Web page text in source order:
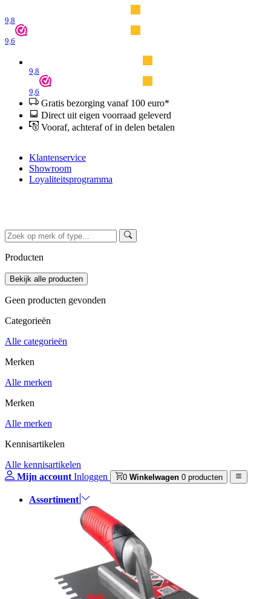
9,8
9,6
9,8
9,6
Gratis bezorging vanaf 100 euro*
Direct uit eigen voorraad geleverd
Vooraf, achteraf of in delen betalen
Klantenservice
Showroom
Loyaliteitsprogramma
Producten
Geen producten gevonden
Categorieën
Alle categorieën
Merken
Alle merken
Merken
Alle merken
Kennisartikelen
Alle kennisartikelen
Mijn account Inloggen 0 Winkelwagen 0 producten
Assortiment